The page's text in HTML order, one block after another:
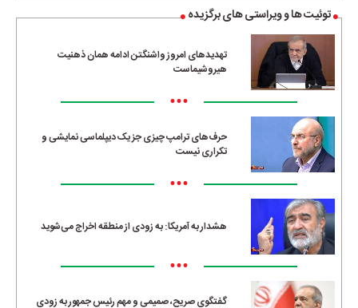
توئیت ها و ویراستی های برگزیده
تهدیدهای امروز واشنگتن ادامه همان ذهنیت
هیروشیماست
•••
حرف‌های ترامپ چیزی جز یک دیپلماسی نمایشی و
تکراری نیست
•••
هشدار به آمریکا: به زودی از منطقه اخراج می‌شوید
•••
گفتگوی صریح، صمیمی و مهم رئیس جمهور به زودی